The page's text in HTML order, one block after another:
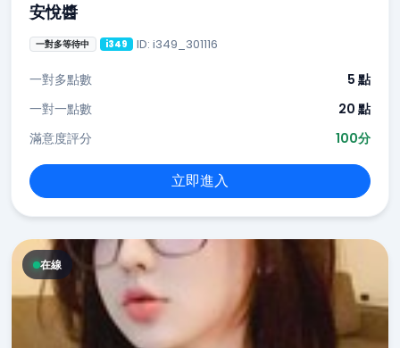
安悅醬
一對多等待中 i349 ID: i349_301116
一對多點數
5 點
一對一點數
20 點
滿意度評分
100分
立即進入
在線